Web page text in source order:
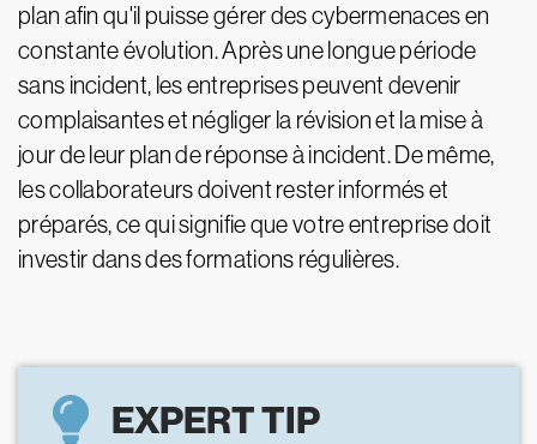
plan afin qu'il puisse gérer des cybermenaces en
constante évolution. Après une longue période
sans incident, les entreprises peuvent devenir
complaisantes et négliger la révision et la mise à
jour de leur plan de réponse à incident. De même,
les collaborateurs doivent rester informés et
préparés, ce qui signifie que votre entreprise doit
investir dans des formations régulières.
EXPERT TIP